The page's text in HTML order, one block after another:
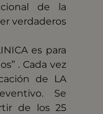
de la
verdaderos
es para
. Cada vez
de LA
Se
de los 25